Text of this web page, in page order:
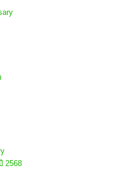
2568